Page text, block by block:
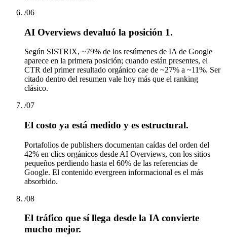
/06
AI Overviews devaluó la posición 1.
Según SISTRIX, ~79% de los resúmenes de IA de Google
aparece en la primera posición; cuando están presentes, el
CTR del primer resultado orgánico cae de ~27% a ~11%. Ser
citado dentro del resumen vale hoy más que el ranking
clásico.
/07
El costo ya está medido y es estructural.
Portafolios de publishers documentan caídas del orden del
42% en clics orgánicos desde AI Overviews, con los sitios
pequeños perdiendo hasta el 60% de las referencias de
Google. El contenido evergreen informacional es el más
absorbido.
/08
El tráfico que sí llega desde la IA convierte
mucho mejor.